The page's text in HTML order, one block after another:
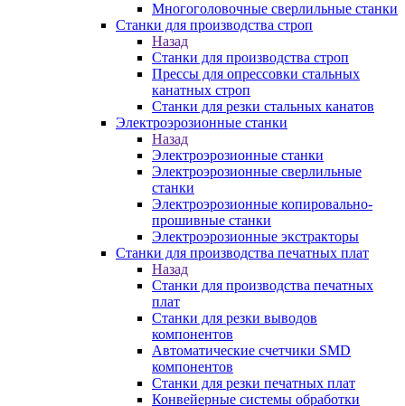
Многоголовочные сверлильные станки
Станки для производства строп
Назад
Станки для производства строп
Прессы для опрессовки стальных
канатных строп
Станки для резки стальных канатов
Электроэрозионные станки
Назад
Электроэрозионные станки
Электроэрозионные сверлильные
станки
Электроэрозионные копировально-
прошивные станки
Электроэрозионные экстракторы
Станки для производства печатных плат
Назад
Станки для производства печатных
плат
Станки для резки выводов
компонентов
Автоматические счетчики SMD
компонентов
Станки для резки печатных плат
Конвейерные системы обработки